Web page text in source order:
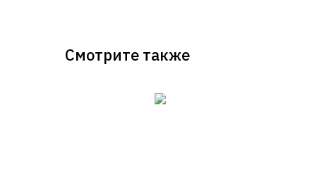
Смотрите также